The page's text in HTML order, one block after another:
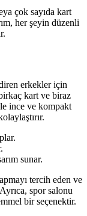
çok sayıda kart
her şeyin düzenli
erkekler için
kart ve biraz
ince ve kompakt
sunar.
tercih eden ve
spor salonu
bir seçenektir.